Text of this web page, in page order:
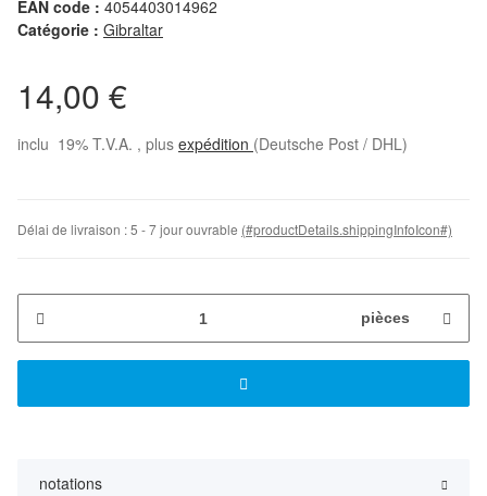
EAN code : 4054403014962
Catégorie : Gibraltar
14,00 €
inclu 19% T.V.A. , plus expédition (Deutsche Post / DHL)
Délai de livraison :5 - 7 jour ouvrable (#productDetails.shippingInfoIcon#)
pièces
notations